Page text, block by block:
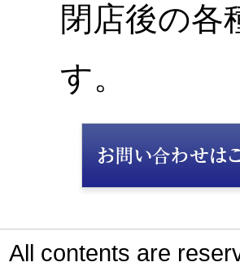
閉店後の各
す。
All contents are